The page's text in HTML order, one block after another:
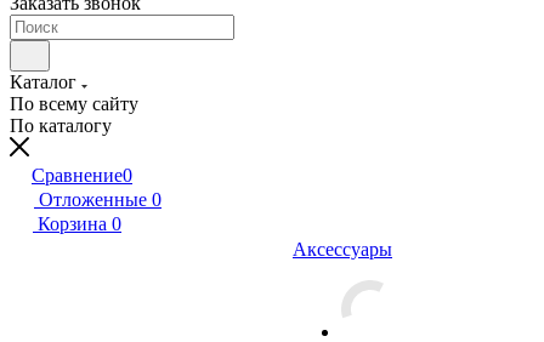
Каталог
По всему сайту
По каталогу
Сравнение0
Отложенные 0
Корзина 0
Аксессуары